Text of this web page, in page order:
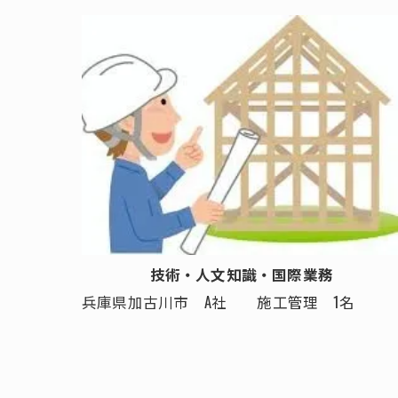
技術・人文知識・国際業務
兵庫県加古川市 A社 施工管理 1名